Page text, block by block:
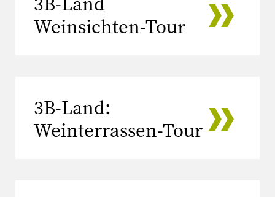
Weinsichten-Tour
3B-Land:
Weinterrassen-Tour